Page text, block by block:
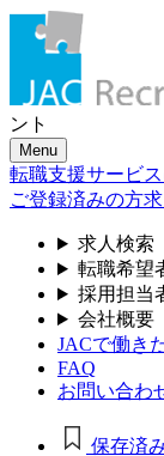
ント
Menu
転職支援サービ
ご登録済みの方
求人検索
転職希望
採用担当
会社概要
JACで働き
FAQ
お問い合わ
保存済